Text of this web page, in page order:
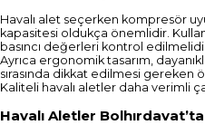
Havalı alet seçerken kompresör
kapasitesi oldukça önemlidir.
basıncı değerleri kontrol
Ayrıca ergonomik tasarım,
sırasında dikkat edilmesi gereken
Kaliteli havalı aletler daha verimli
Havalı Aletler Bolhırdavat’ta